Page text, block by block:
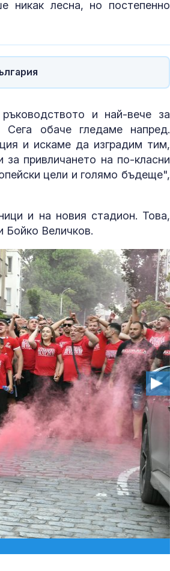
никак лесна, но постепенно
и най-вече за
обаче гледаме напред.
и искаме да изградим тим,
привличането на по-класни
цели и голямо бъдеще",
и на новия стадион. Това,
Бойко Величков.